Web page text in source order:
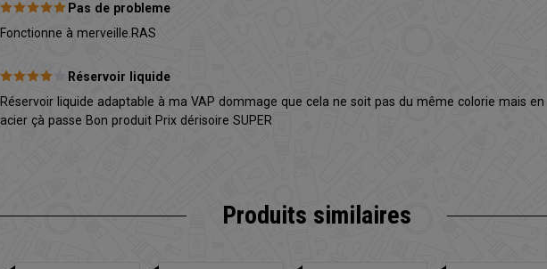
Pas de probleme
Fonctionne à merveille.RAS
Réservoir liquide
Réservoir liquide adaptable à ma VAP dommage que cela ne soit pas du même colorie mais en
acier çà passe Bon produit Prix dérisoire SUPER
Produits similaires